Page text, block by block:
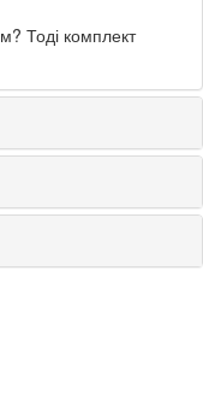
Тоді комплект